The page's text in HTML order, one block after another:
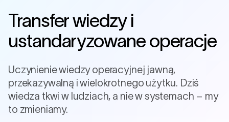
Transfer wiedzy i
ustandaryzowane operacje
Uczynienie wiedzy operacyjnej jawną,
przekazywalną i wielokrotnego użytku. Dziś
wiedza tkwi w ludziach, a nie w systemach – my
to zmieniamy.